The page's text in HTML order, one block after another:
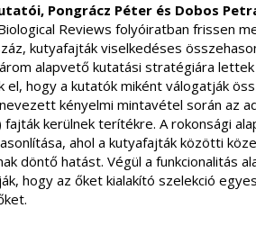
Pongrácz Péter és Dobos
Reviews folyóiratban frissen
kutyafajták viselkedéses
alapvető kutatási stratégiára
el, hogy a kutatók miként válogatják
kényelmi mintavétel során az
kerülnek terítékre. A rokonsági
ahol a kutyafajták közötti
döntő hatást. Végül a funkcionalitás
hogy az őket kialakító szelekció